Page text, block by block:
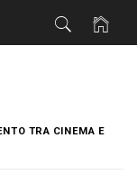
TRA CINEMA E